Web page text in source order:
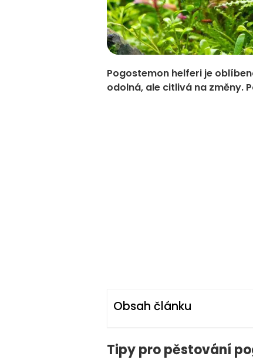
Pogostemon helferi je
odolná, ale citlivá na změny.
Obsah článku
Tipy pro pěstování